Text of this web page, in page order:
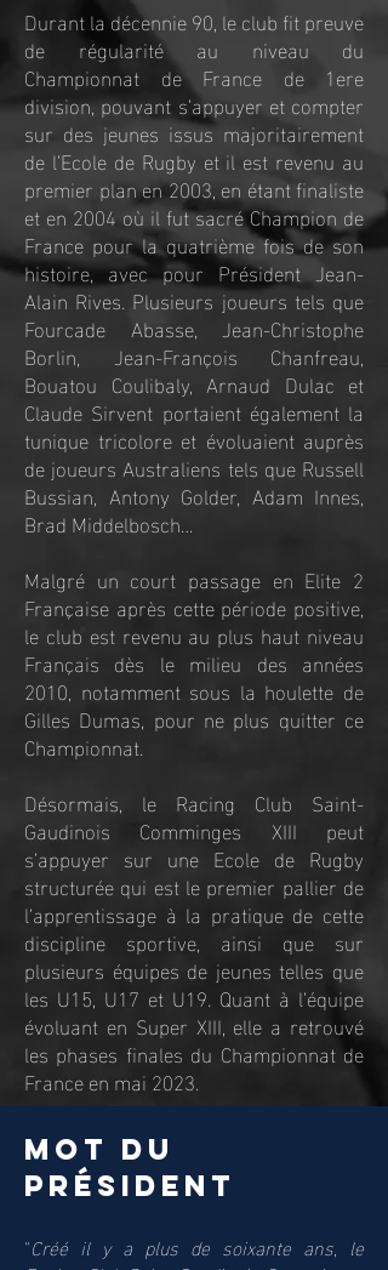
Durant la décennie 90, le club fit preuve
de régularité au niveau du
Championnat de France de 1ere
division, pouvant s’appuyer et compter
sur des jeunes issus majoritairement
de l’Ecole de Rugby et il est revenu au
premier plan en 2003, en étant finaliste
et en 2004 où il fut sacré Champion de
France pour la quatrième fois de son
histoire, avec pour Président Jean-
Alain Rives. Plusieurs joueurs tels que
Fourcade Abasse, Jean-Christophe
Borlin, Jean-François Chanfreau,
Bouatou Coulibaly, Arnaud Dulac et
Claude Sirvent portaient également la
tunique tricolore et évoluaient auprès
de joueurs Australiens tels que Russell
Bussian, Antony Golder, Adam Innes,
Brad Middelbosch…
Malgré un court passage en Elite 2
Française après cette période positive,
le club est revenu au plus haut niveau
Français dès le milieu des années
2010, notamment sous la houlette de
Gilles Dumas, pour ne plus quitter ce
Championnat.
Désormais, le Racing Club Saint-
Gaudinois Comminges XIII peut
s’appuyer sur une Ecole de Rugby
structurée qui est le premier pallier de
l’apprentissage à la pratique de cette
discipline sportive, ainsi que sur
plusieurs équipes de jeunes telles que
les U15, U17 et U19. Quant à l’équipe
évoluant en Super XIII, elle a retrouvé
les phases finales du Championnat de
France en mai 2023.
mot du
président
"Créé il y a plus de soixante ans, le